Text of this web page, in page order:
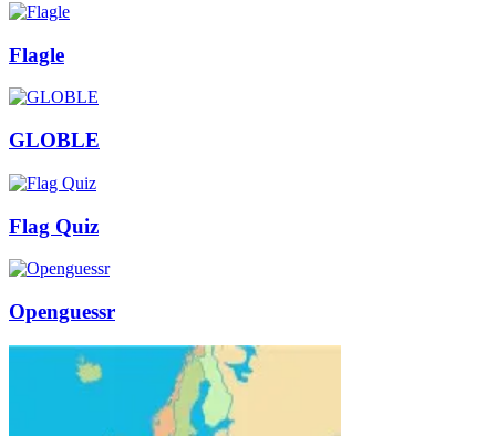
Flagle
GLOBLE
Flag Quiz
Openguessr